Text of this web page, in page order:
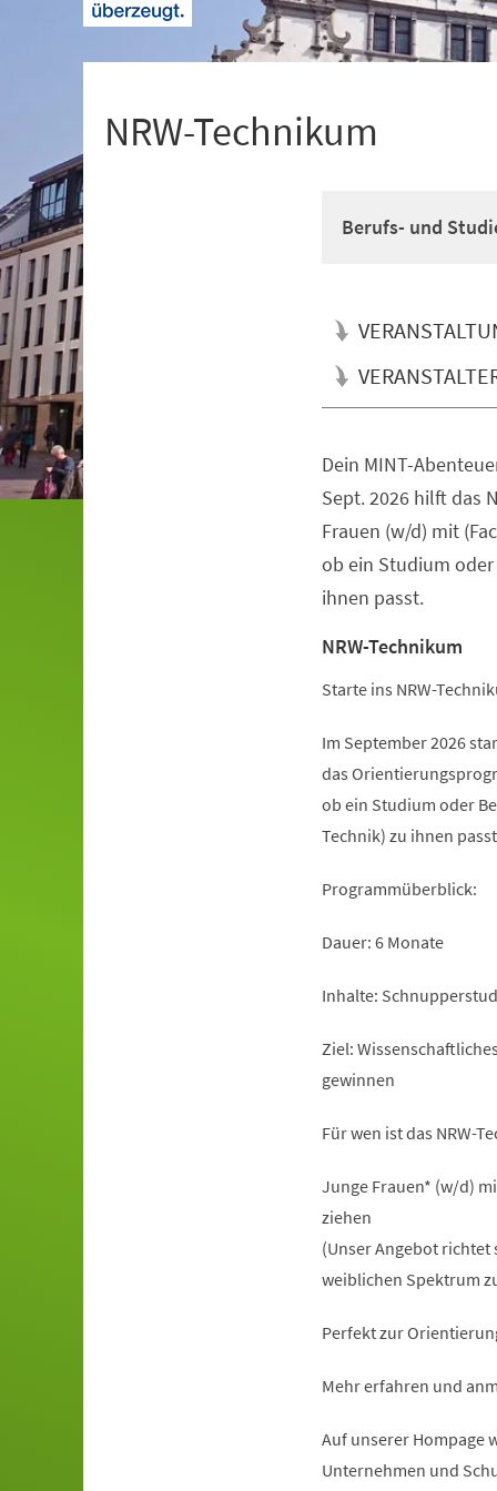
NRW-Technikum
Berufs- und
Dein MINT-
Sept. 2026 hilft das
Frauen (w/d) mit
ob ein Studium
ihnen passt.
NRW-Technikum
Starte ins NRW-
Im September 2026
das
ob ein Studium oder
Technik) zu ihnen
Programmüberblick:
Dauer: 6 Monate
Inhalte:
Ziel:
gewinnen
Für wen ist das NRW-
Junge Frauen* (w/d)
ziehen
(Unser Angebot richtet
weiblichen Spektrum
Perfekt zur
Mehr erfahren und
Auf unserer Hompage
Unternehmen und